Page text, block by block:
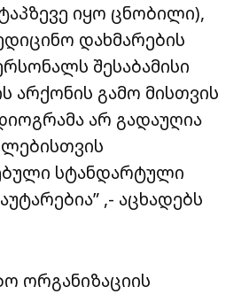
იყო ცნობილი),
დახმარების
შესაბამისი
არქონის გამო მისთვის
არ გადაუღია
სტანდარტული
,- აცხადებს
ორგანიზაციის